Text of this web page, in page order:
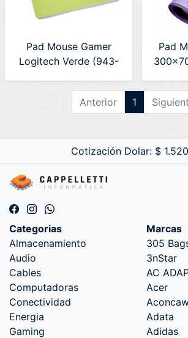
Pad Mouse Gamer
Logitech Verde (943-
Pad
Anterior 1
Cotización Dolar: $
Categorias
Almacenamiento
Audio
Cables
Computadoras
Conectividad
Energia
Gaming
Marcas
305
3nStar
AC
Acer
Adata
Adidas